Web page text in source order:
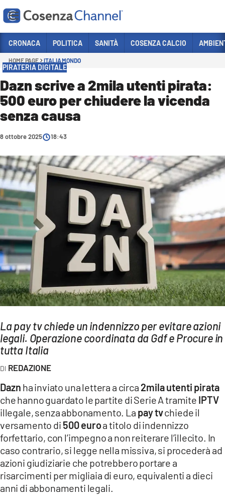
Sezioni
POLITICA
COSENZA CALCIO
ECONOMIA E LAVORO
SANITÀ
SPORT
CULTURA
AMBIENTE
Streaming
LAC TV
LAC NETWORK
LAC ONAIR
LaC
Network
LACONAIR.IT
LACITYMAG.IT
ILREGGINO.IT
COSENZACHANNEL.IT
ILVIBONESE.IT
CATANZAROCHANNEL.IT
CRONACA POLITICA SANITÀ COSENZA CALCIO
HOME PAGE ITALIA MONDO
PIRATERIA DIGITALE
Dazn scrive a 2mila utenti pirata:
500 euro per chiudere la vicenda
senza causa
8 ottobre 2025 18:43
La pay tv chiede un indennizzo per evitare azioni
legali. Operazione coordinata da Gdf e Procure in
tutta Italia
REDAZIONE
Dazn ha inviato una lettera a circa 2mila utenti pirata
che hanno guardato le partite di Serie A tramite IPTV
illegale, senza abbonamento. La pay tvchiede il
versamento di 500 euroa titolo di indennizzo
forfettario, con l’impegno a non reiterare l’illecito. In
caso contrario, si legge nella missiva, si procederà ad
azioni giudiziarie che potrebbero portare a
risarcimenti per migliaia di euro, equivalenti a dieci
anni di abbonamenti legali.